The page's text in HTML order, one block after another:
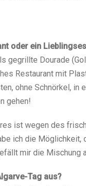
oder ein
gegrill­te Dou­ra­de
Restau­rant mit
ohne Schnör­kel, in
gehen!
ist wegen des
ich die
mir die
Tag aus?